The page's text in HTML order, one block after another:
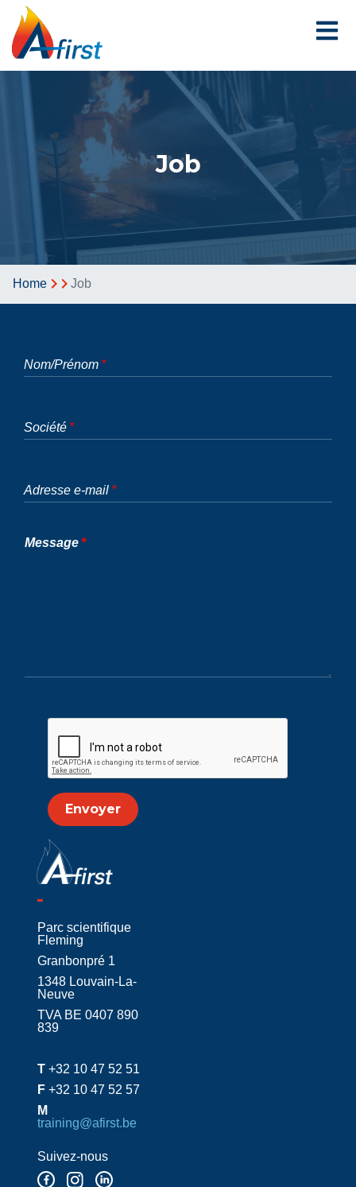
main
Job
BREADCRUMB
Home Job
Nom/Prénom
Société
Adresse e-mail
Message
Envoyer
Parc scientifique
Fleming
Granbonpré 1
1348 Louvain-La-
Neuve
TVA BE 0407 890
839
T +32 10 47 52 51
F +32 10 47 52 57
M
training@afirst.be
Suivez-nous